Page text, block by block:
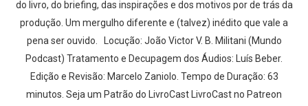
do livro, do briefing, das inspirações e dos motivos por de trás da
produção. Um mergulho diferente e (talvez) inédito que vale a
pena ser ouvido. Locução: João Victor V. B. Militani (Mundo
Podcast) Tratamento e Decupagem dos Áudios: Luís Beber.
Edição e Revisão: Marcelo Zaniolo. Tempo de Duração: 63
minutos. Seja um Patrão do LivroCast LivroCast no Patreon